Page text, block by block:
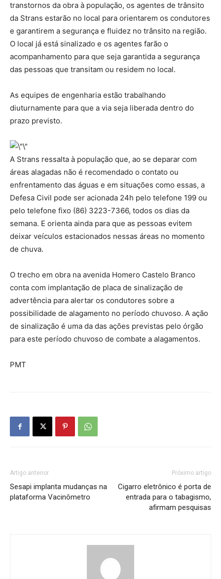
transtornos da obra à população, os agentes de trânsito
da Strans estarão no local para orientarem os condutores
e garantirem a segurança e fluidez no trânsito na região.
O local já está sinalizado e os agentes farão o
acompanhamento para que seja garantida a segurança
das pessoas que transitam ou residem no local.
As equipes de engenharia estão trabalhando
diuturnamente para que a via seja liberada dentro do
prazo previsto.
A Strans ressalta à população que, ao se deparar com
áreas alagadas não é recomendado o contato ou
enfrentamento das águas e em situações como essas, a
Defesa Civil pode ser acionada 24h pelo telefone 199 ou
pelo telefone fixo (86) 3223-7366, todos os dias da
semana. E orienta ainda para que as pessoas evitem
deixar veículos estacionados nessas áreas no momento
de chuva.
O trecho em obra na avenida Homero Castelo Branco
conta com implantação de placa de sinalização de
advertência para alertar os condutores sobre a
possibilidade de alagamento no período chuvoso. A ação
de sinalização é uma da das ações previstas pelo órgão
para este período chuvoso de combate a alagamentos.
PMT
Artigo anterior
Sesapi implanta mudanças na
plataforma Vacinômetro
Próximo artigo
Cigarro eletrônico é porta de
entrada para o tabagismo,
afirmam pesquisas